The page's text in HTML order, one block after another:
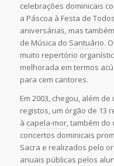
celebrações dominicais
a Páscoa à Festa de
aniversárias, mas
de Música do Santuário.
muito repertório
melhorada em termos
para cem cantores.
Em 2003, chegou, além
registos, um órgão de 13
à capela-mor, também do
concertos dominicais
Sacra e realizados pelo
anuais públicas pelos